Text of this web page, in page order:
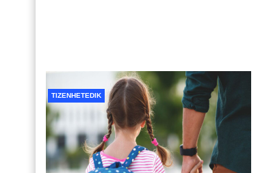
TIZENHETEDIK